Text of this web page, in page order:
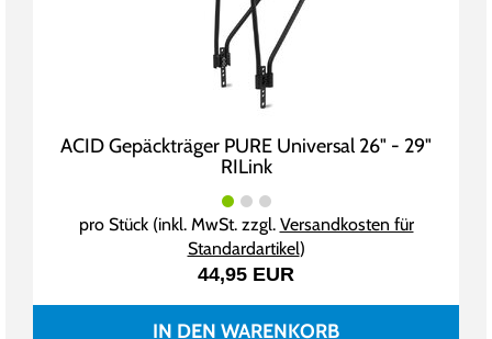
ACID Gepäckträger PURE Universal 26" - 29"
RILink
pro Stück (inkl. MwSt. zzgl. Versandkosten für
Standardartikel)
44,95 EUR
IN DEN WARENKORB